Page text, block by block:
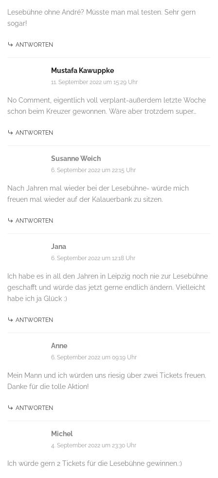
Lesebühne ohne André? Müsste man mal testen. Sehr gern
sogar!
ANTWORTEN
Mustafa Kawuppke
11. September 2022 um 15:29 Uhr
No Comment, eigentlich voll verplant-außerdem letzte Woche
schon beim Kreuzer gewonnen. Wäre aber trotzdem super…
ANTWORTEN
Susanne Weich
6. September 2022 um 22:15 Uhr
Nach Jahren mal wieder bei der Lesebühne- würde mich
freuen mal wieder auf der Kalauerbank zu sitzen.
ANTWORTEN
Jana
6. September 2022 um 12:18 Uhr
Ich habe es in all den Jahren in Leipzig noch nie zur Lesebühne
geschafft und würde das jetzt gerne endlich ändern. Vielleicht
habe ich ja Glück :)
ANTWORTEN
Anne
6. September 2022 um 09:19 Uhr
Mein Mann und ich würden uns riesig über zwei Tickets freuen.
Danke für die tolle Aktion!
ANTWORTEN
Michel
4. September 2022 um 23:30 Uhr
Ich würde gern 2 Tickets für die Lesebühne gewinnen.:)